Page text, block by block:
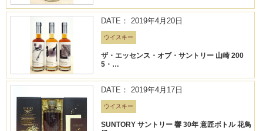
DATE： 2019年4月20日
ウイスキー
ザ・エッセンス・オブ・サントリー 山崎 200
5・…
DATE： 2019年4月17日
ウイスキー
SUNTORY サントリー 響 30年 意匠ボトル 花鳥